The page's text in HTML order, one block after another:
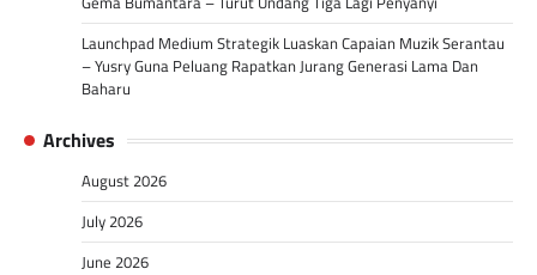
Launchpad Medium Strategik Luaskan Capaian Muzik Serantau
– Yusry Guna Peluang Rapatkan Jurang Generasi Lama Dan
Baharu
Archives
August 2026
July 2026
June 2026